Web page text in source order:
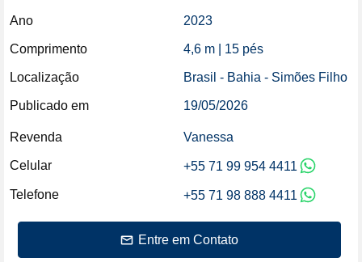
Ano 2023
Comprimento 4,6 m | 15 pés
Localização Brasil - Bahia - Simões Filho
Publicado em 19/05/2026
Revenda Vanessa
Celular +55 71 99 954 4411
Telefone +55 71 98 888 4411
Entre em Contato